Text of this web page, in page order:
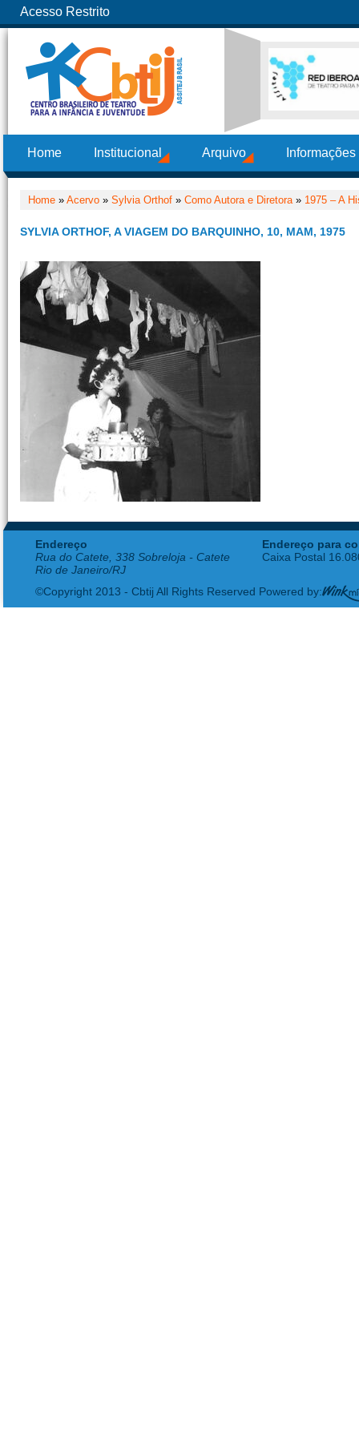
Acesso Restrito
Home Institucional Arquivo
Home » Acervo » Sylvia Orthof » Como Autora e Diretora» 1975 – A
SYLVIA ORTHOF, A VIAGEM DO BARQUINHO, 10, MAM, 1975
Endereço
Rua do Catete, 338 Sobreloja - Catete
Rio de Janeiro/RJ
Endereço para
Caixa Postal
©Copyright 2013 - Cbtij All Rights Reserved Powered by: